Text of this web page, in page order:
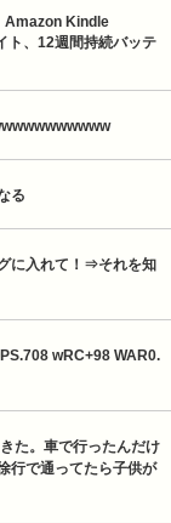
Amazon Kindle
ト、12週間持続バッテ
る
に入れて！⇒それを知
wRC+98 WAR0.
た。車で行ったんだけ
行で通ってたら子供が